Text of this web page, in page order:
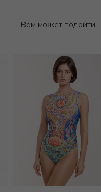
Вам может подойти